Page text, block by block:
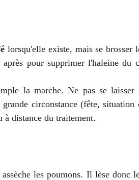
lorsqu'elle existe, mais se brosser
pour supprimer l'haleine du
la marche. Ne pas se laisser
circonstance (fête, situation
à distance du traitement.
les poumons. Il lèse donc